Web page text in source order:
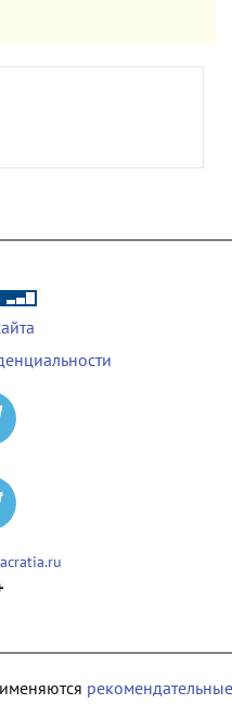
рекомендательные